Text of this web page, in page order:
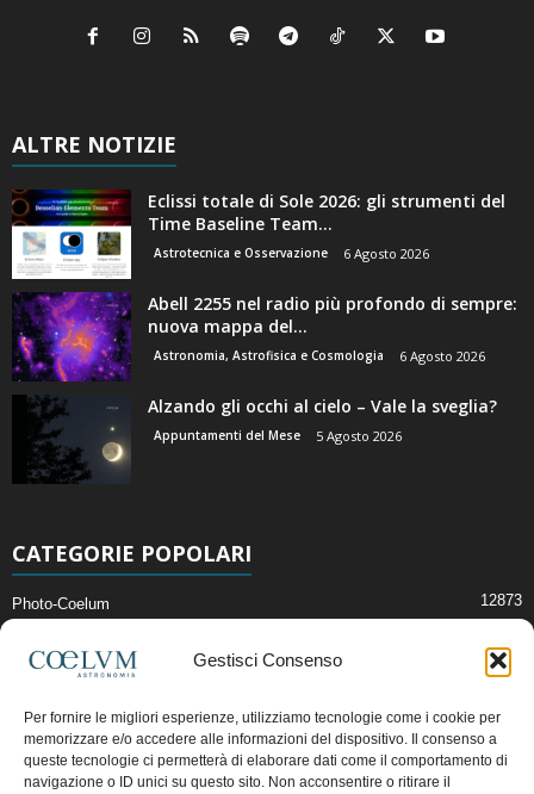
Gestisci Consenso
Per fornire le migliori esperienze, utilizziamo tecnologie come i cookie per
memorizzare e/o accedere alle informazioni del dispositivo. Il consenso a
queste tecnologie ci permetterà di elaborare dati come il comportamento di
navigazione o ID unici su questo sito. Non acconsentire o ritirare il
ALTRE NOTIZIE
Eclissi totale di Sole 2026: gli strumenti del
Time Baseline Team...
Astrotecnica e Osservazione 6 Agosto 2026
Abell 2255 nel radio più profondo di sempre:
nuova mappa del...
Astronomia, Astrofisica e Cosmologia 6 Agosto 2026
Alzando gli occhi al cielo – Vale la sveglia?
Appuntamenti del Mese 5 Agosto 2026
CATEGORIE POPOLARI
Photo-Coelum 12873
News di Astronomia 2409
Cielo del Mese
Astronomia, Astrofisica e Cosmologia
Articoli e Risorse On-Line